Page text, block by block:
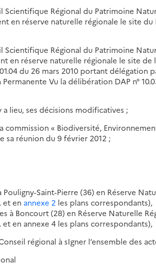
Scientifique Régional du Patrimoine
en réserve naturelle régionale le site du
Scientifique Régional du Patrimoine
en réserve naturelle régionale le site de
du 26 mars 2010 portant délégation
Vu la délibération DAP n°
lieu, ses décisions modificatives ;
commission « Biodiversité,
sa réunion du 9 février 2012 ;
Saint-Pierre (36) en Réserve
et en annexe 2 les plans correspondants),
à Boncourt (28) en Réserve Naturelle
en annexe 4 les plans correspondants),
régional à sIgner l’ensemble des